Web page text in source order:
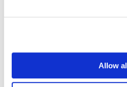
Allow
job!